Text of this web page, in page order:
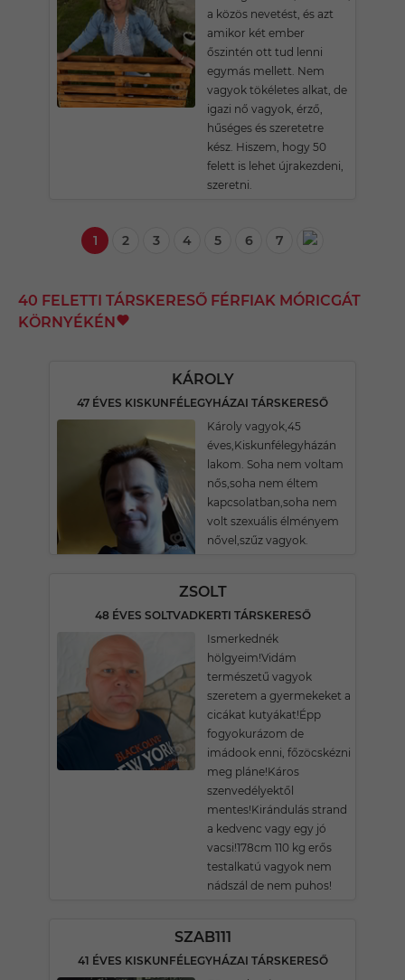
a közös nevetést, és azt
amikor két ember
őszintén ott tud lenni
egymás mellett. Nem
vagyok tökéletes alkat, de
igazi nő vagyok, érző,
hűséges és szeretetre
kész. Hiszem, hogy 50
felett is lehet újrakezdeni,
szeretni.
1 2 3 4 5 6 7
40 FELETTI TÁRSKERESŐ FÉRFIAK MÓRICGÁT
KÖRNYÉKÉN
KÁROLY
47 ÉVES KISKUNFÉLEGYHÁZAI TÁRSKERESŐ
Károly vagyok,45
éves,Kiskunfélegyházán
lakom. Soha nem voltam
nős,soha nem éltem
kapcsolatban,soha nem
volt szexuális élményem
nővel,szűz vagyok.
ZSOLT
48 ÉVES SOLTVADKERTI TÁRSKERESŐ
Ismerkednék
hölgyeim!Vidám
természetű vagyok
szeretem a gyermekeket a
cicákat kutyákat!Épp
fogyokurázom de
imádook enni, főzöcskézni
meg pláne!Káros
szenvedélyektől
mentes!Kirándulás strand
a kedvenc vagy egy jó
vacsi!178cm 110 kg erős
testalkatú vagyok nem
nádszál de nem puhos!
SZAB111
41 ÉVES KISKUNFÉLEGYHÁZAI TÁRSKERESŐ